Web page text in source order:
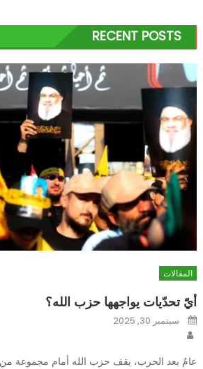
RECENT POSTS
المقالات
أيّ تحدّيات يواجهها حزب الله؟
Posted
onسبتمبر 30, 2025
عامٌ بعد الحرب، يقف حزب الله أمام مجموعة من